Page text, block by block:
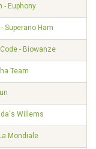
- Euphony
Superano Ham
- Biowanze
Team
Willems
Mondiale